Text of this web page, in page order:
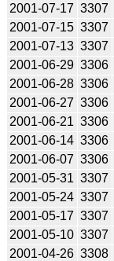
2001-07-17 3307
2001-07-15 3307
2001-07-13 3307
2001-06-29 3306
2001-06-28 3306
2001-06-27 3306
2001-06-21 3306
2001-06-14 3306
2001-06-07 3306
2001-05-31 3307
2001-05-24 3307
2001-05-17 3307
2001-05-10 3307
2001-04-26 3308